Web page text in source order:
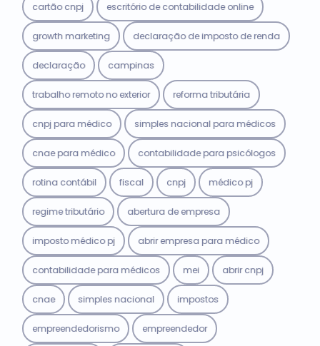
cartão cnpj escritório de contabilidade online
growth marketing declaração de imposto de renda
declaração campinas
trabalho remoto no exterior reforma tributária
cnpj para médico simples nacional para médicos
cnae para médico contabilidade para psicólogos
rotina contábil fiscal cnpj médico pj
regime tributário abertura de empresa
imposto médico pj abrir empresa para médico
contabilidade para médicos mei abrir cnpj
cnae simples nacional impostos
empreendedorismo empreendedor